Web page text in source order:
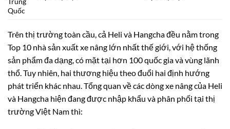
Quốc
Trên thị trường toàn cầu, cả Heli và Hangcha đều nằm trong
Top 10 nhà sản xuất xe nâng lớn nhất thế giới, với hệ thống
sản phẩm đa dạng, có mặt tại hơn 100 quốc gia và vùng lãnh
thổ. Tuy nhiên, hai thương hiệu theo đuổi hai định hướng
phát triển khác nhau. Tổng quan về các dòng xe nâng của Heli
và Hangcha hiện đang được nhập khẩu và phân phối tại thị
trường Việt Nam thì: